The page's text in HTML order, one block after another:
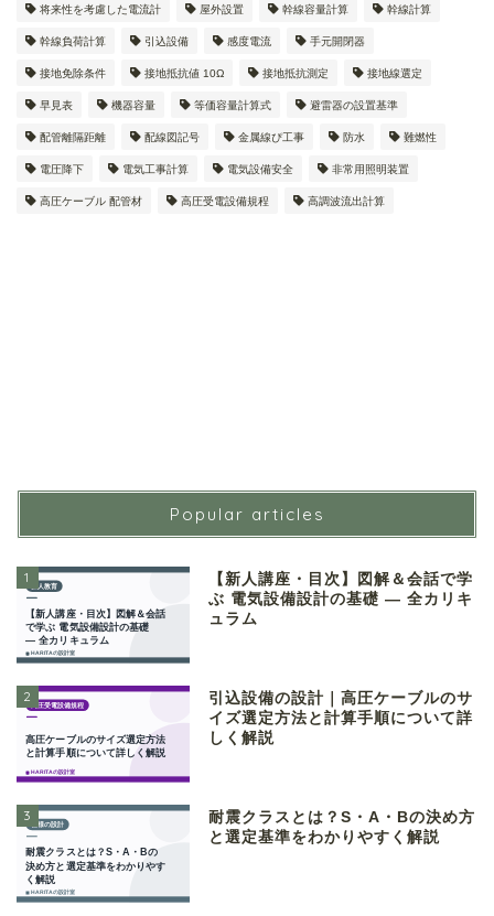
将来性を考慮した電流計 屋外設置 幹線容量計算 幹線計算
幹線負荷計算 引込設備 感度電流 手元開閉器
接地免除条件 接地抵抗値 10Ω 接地抵抗測定 接地線選定
早見表 機器容量 等価容量計算式 避雷器の設置基準
配管離隔距離 配線図記号 金属線ぴ工事 防水 難燃性
電圧降下 電気工事計算 電気設備安全 非常用照明装置
高圧ケーブル 配管材 高圧受電設備規程 高調波流出計算
Popular articles
1
【新人講座・目次】図解＆会話で学
ぶ 電気設備設計の基礎 ― 全カリキ
ュラム
2
引込設備の設計｜高圧ケーブルのサ
イズ選定方法と計算手順について詳
しく解説
3
耐震クラスとは？S・A・Bの決め方
と選定基準をわかりやすく解説